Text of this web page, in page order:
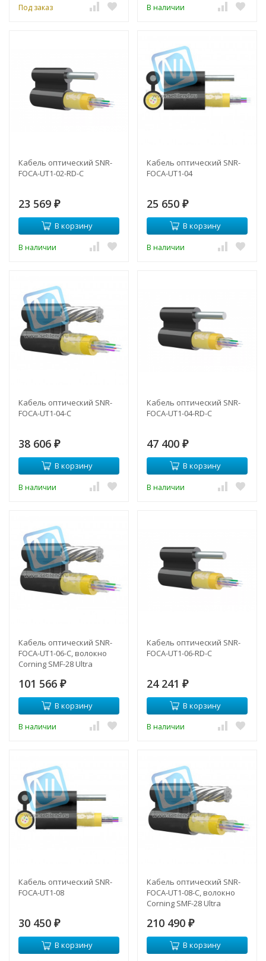
Под заказ В наличии
Кабель оптический SNR-
FOCA-UT1-02-RD-C
23 569 ₽
В корзину
В наличии
Кабель оптический SNR-
FOCA-UT1-04
25 650 ₽
В корзину
В наличии
Кабель оптический SNR-
FOCA-UT1-04-C
38 606 ₽
В корзину
В наличии
Кабель оптический SNR-
FOCA-UT1-04-RD-C
47 400 ₽
В корзину
В наличии
Кабель оптический SNR-
FOCA-UT1-06-C, волокно
Corning SMF-28 Ultra
101 566 ₽
В корзину
В наличии
Кабель оптический SNR-
FOCA-UT1-06-RD-C
24 241 ₽
В корзину
В наличии
Кабель оптический SNR-
FOCA-UT1-08
30 450 ₽
В корзину
Кабель оптический SNR-
FOCA-UT1-08-C, волокно
Corning SMF-28 Ultra
210 490 ₽
В корзину